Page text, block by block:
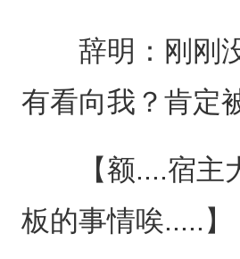
辞明：刚刚没
有看向我？肯定
【额....宿主大
板的事情唉.....】